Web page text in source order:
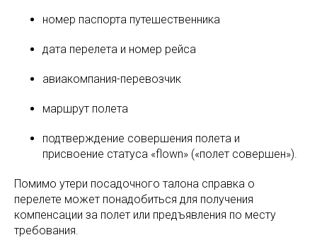
номер паспорта путешественника
дата перелета и номер рейса
авиакомпания-перевозчик
маршрут полета
подтверждение совершения полета и
присвоение статуса «flown» («полет совершен»).
Помимо утери посадочного талона справка о
перелете может понадобиться для получения
компенсации за полет или предъявления по месту
требования.